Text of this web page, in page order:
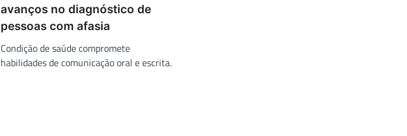
avanços no diagnóstico de
pessoas com afasia
Condição de saúde compromete
habilidades de comunicação oral e escrita.